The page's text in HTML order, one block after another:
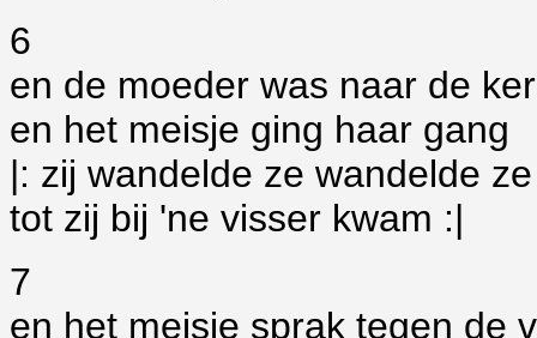
6
en de moeder was naar de
en het meisje ging haar gang
|: zij wandelde ze wandelde
tot zij bij 'ne visser kwam :|
7
en het meisje sprak tegen de